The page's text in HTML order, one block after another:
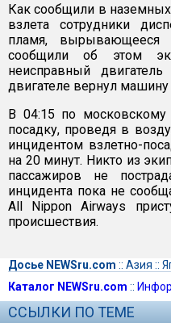
Как сообщили в
взлета сотрудники
пламя, вырывающееся
сообщили об этом
неисправный
двигателе вернул машину
В 04:15 по
посадку, проведя в
инцидентом взлетно-
на 20 минут. Никто из
пассажиров не
инцидента пока не
All Nippon Airways
происшествия.
Досье NEWSru.com :: Азия ::
Каталог NEWSru.com ::
ССЫЛКИ ПО ТЕМЕ